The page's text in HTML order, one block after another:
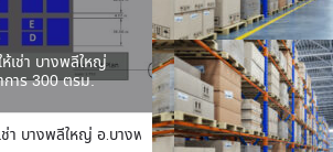
ห้เช่า บางพลีใหญ่
าร 300 ตรม.
ช่า บางพลีใหญ่ อ.บางพลี จ.สมุทรปราการ 300 ตรม.